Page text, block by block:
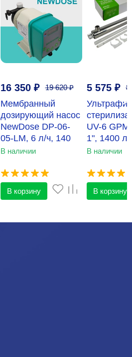
16 350 ₽ 19 620₽
Мембранный
дозирующий насос
NewDose DP-06-
05-LM, 6 л/ч, 140
впрысков
В наличии
В корзину
5 575 ₽ 8
UV-6
1", 1400 л/
В наличии
В корзину